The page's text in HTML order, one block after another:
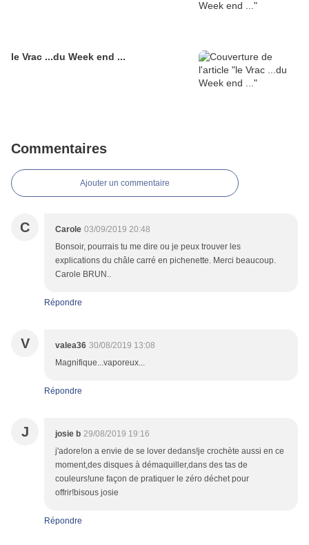
le Vrac ...du Week end ...
Commentaires
Ajouter un commentaire
C Carole 03/09/2019 20:48
Bonsoir, pourrais tu me dire ou je peux trouver les
explications du châle carré en pichenette. Merci beaucoup.
Carole BRUN..
Répondre
V valea36 30/08/2019 13:08
Magnifique...vaporeux...
Répondre
J josie b 29/08/2019 19:16
j'adore!on a envie de se lover dedans!je crochète aussi en ce
moment,des disques à démaquiller,dans des tas de
couleurs!une façon de pratiquer le zéro déchet pour
offrir!bisous josie
Répondre